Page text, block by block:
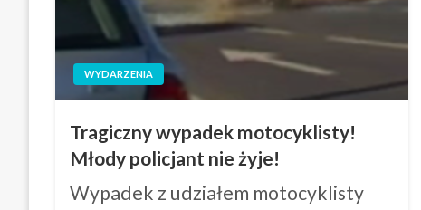
WYDARZENIA
Tragiczny wypadek motocyklisty!
Młody policjant nie żyje!
Wypadek z udziałem motocyklisty